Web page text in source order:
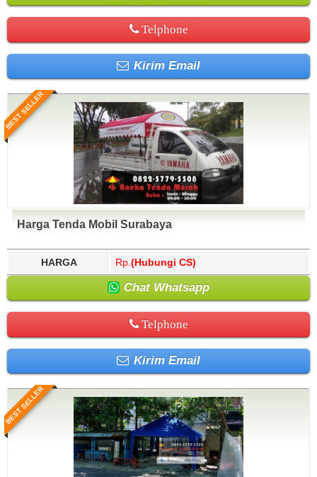
Telphone
Kirim Email
BEST SELLER
Harga Tenda Mobil Surabaya
HARGA Rp. (Hubungi CS)
Chat Whatsapp
Telphone
Kirim Email
BEST SELLER